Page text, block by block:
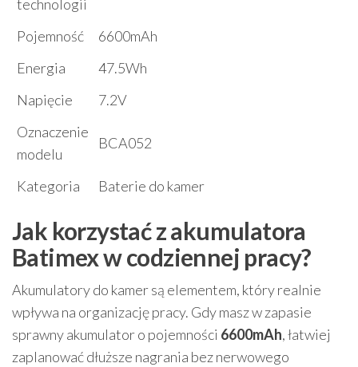
technologii
Pojemność
6600mAh
Energia
47.5Wh
Napięcie
7.2V
Oznaczenie
modelu
BCA052
Kategoria Baterie do kamer
Jak korzystać z akumulatora
Batimex w codziennej pracy?
Akumulatory do kamer są elementem, który realnie
wpływa na organizację pracy. Gdy masz w zapasie
sprawny akumulator o pojemności 6600mAh, łatwiej
zaplanować dłuższe nagrania bez nerwowego